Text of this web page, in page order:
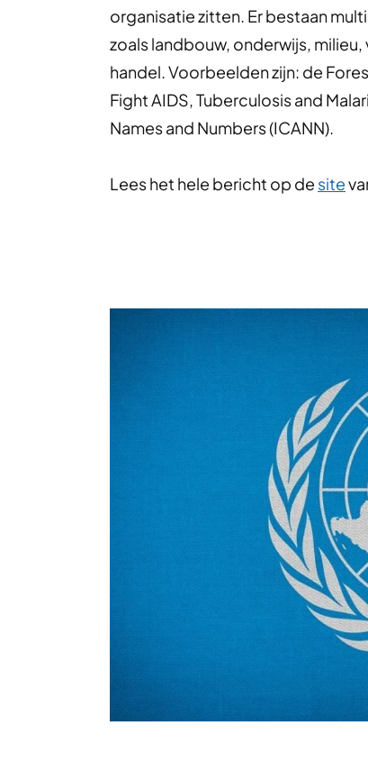
organisatie zitten. Er bestaan
zoals landbouw, onderwijs,
handel. Voorbeelden zijn: de
Fight AIDS, Tuberculosis and
Names and Numbers (ICANN).
Lees het hele bericht op de site